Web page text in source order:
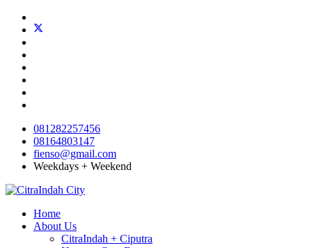
081282257456
08164803147
fienso@gmail.com
Weekdays + Weekend
Home
About Us
CitraIndah + Ciputra